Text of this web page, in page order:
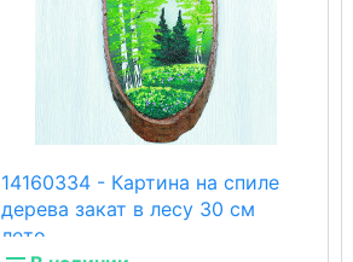
14160334 - Картина на спиле
дерева закат в лесу 30 см
лето.